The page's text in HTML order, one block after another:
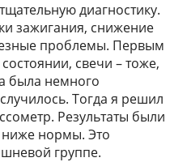
диагностику.
зажигания, снижение
проблемы. Первым
свечи – тоже,
была немного
Тогда я решил
Результаты были
нормы. Это
группе.